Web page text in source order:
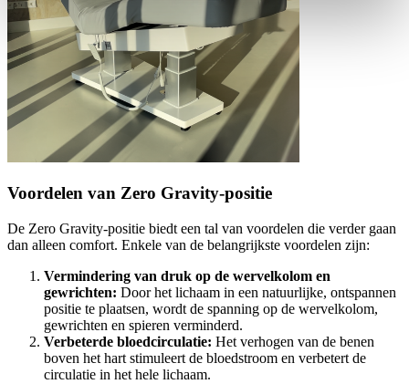
Voordelen van Zero Gravity-positie
De Zero Gravity-positie biedt een tal van voordelen die verder gaan
dan alleen comfort. Enkele van de belangrijkste voordelen zijn:
Vermindering van druk op de wervelkolom en
gewrichten: Door het lichaam in een natuurlijke, ontspannen
positie te plaatsen, wordt de spanning op de wervelkolom,
gewrichten en spieren verminderd.
Verbeterde bloedcirculatie: Het verhogen van de benen
boven het hart stimuleert de bloedstroom en verbetert de
circulatie in het hele lichaam.